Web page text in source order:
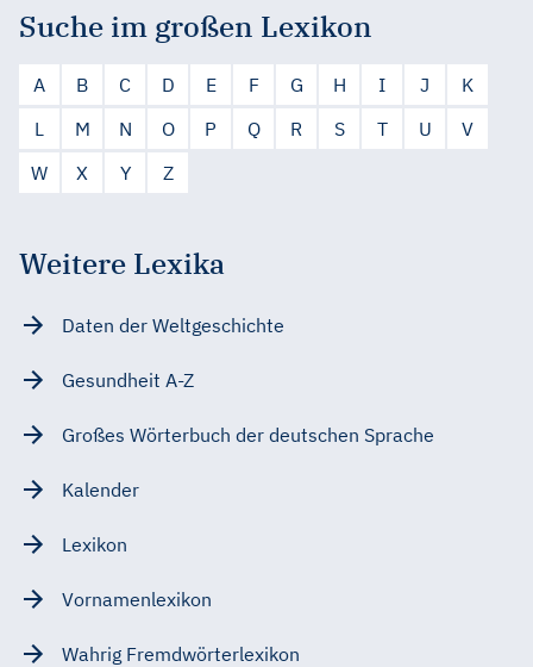
Suche im großen Lexikon
A B C D E F G H I J
K
L
M N O P Q R S T U
V
W
X Y Z
Weitere Lexika
Daten der Weltgeschichte
Gesundheit A-Z
Großes Wörterbuch der deutschen Sprache
Kalender
Lexikon
Vornamenlexikon
Wahrig Fremdwörterlexikon